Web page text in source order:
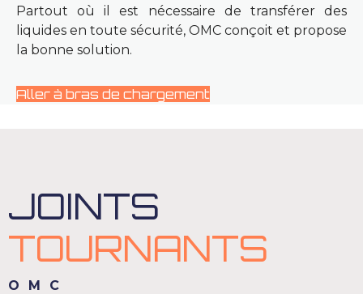
Partout où il est nécessaire de transférer des
liquides en toute sécurité, OMC conçoit et propose
la bonne solution.
Aller à bras de chargement
JOINTS
TOURNANTS
OMC